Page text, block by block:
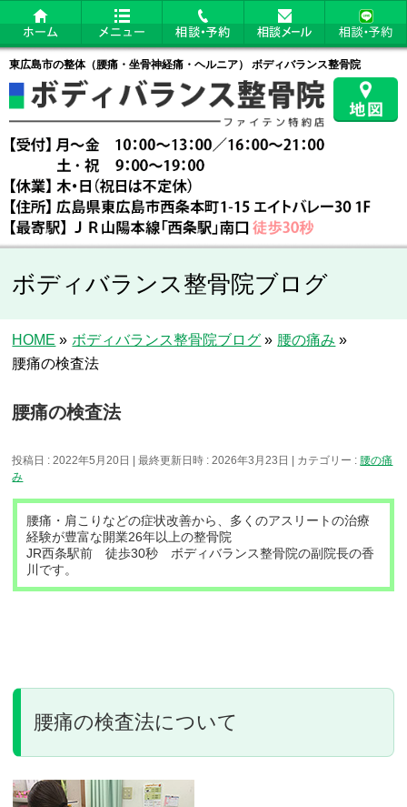
東広島市の整体（腰痛・坐骨神経痛・ヘルニア） ボディバランス整骨院
ボディバランス整骨院ブログ
HOME » ボディバランス整骨院ブログ » 腰の痛み »
腰痛の検査法
腰痛の検査法
投稿日 : 2022年5月20日 最終更新日時 : 2026年3月23日 カテゴリー : 腰の痛
み
腰痛・肩こりなどの症状改善から、多くのアスリートの治療
経験が豊富な開業26年以上の整骨院
JR西条駅前 徒歩30秒 ボディバランス整骨院の副院長の香
川です。
腰痛の検査法について